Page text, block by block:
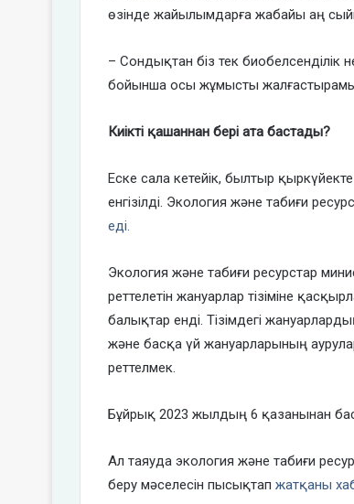
өзінде жайылымдарға жабайы аң
– Сондықтан біз тек биобелсенділік
бойынша осы жұмысты
Киікті қашаннан бері ата бастады?
Еске сала кетейік, былтыр
енгізілді. Экология және табиғи
еді.
Экология және табиғи ресурстар
реттелетін жануарлар тізіміне
балықтар енді. Тізімдегі
және басқа үй жануарларының
реттелмек.
Бұйрық 2023 жылдың 6 қазанынан
Ал таяуда экология және табиғи
беру мәселесін пысықтап жатқаны